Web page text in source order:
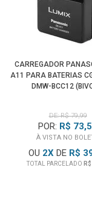
CARREGADOR
A11 PARA BATERIAS
DMW-BCC12
DE: R$ 79,99
POR: R$
À VISTA NO
OU 2X DE R$
TOTAL PARCELADO